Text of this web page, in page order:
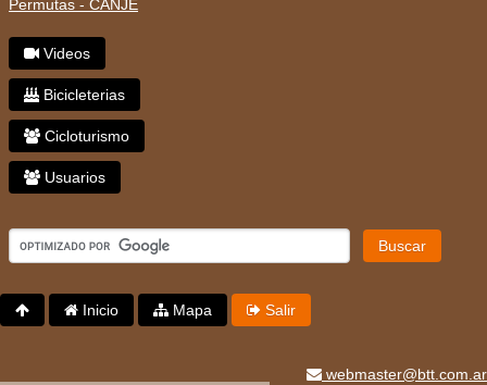
Permutas - CANJE
Videos
Bicicleterias
Cicloturismo
Usuarios
Buscar
Inicio Mapa Salir
webmaster@btt.com.ar